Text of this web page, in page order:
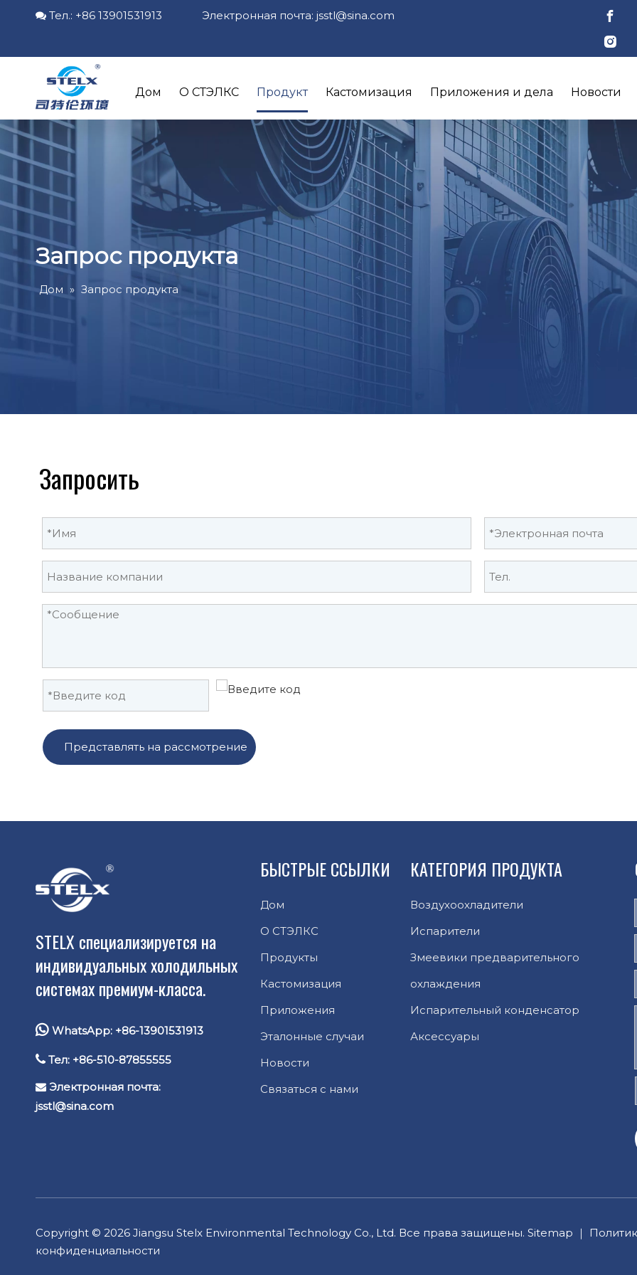
 Тел.: +86 13901531913 Электронная почта: jsstl@sina.com
Дом О СТЭЛКС Продукт Кастомизация Приложения и дела Новости
Запрос продукта
Дом » Запрос продукта
Запросить
Представлять на рассмотрение
STELX специализируется на
индивидуальных холодильных
системах премиум-класса.
 WhatsApp: +86-13901531913
 Тел: +86-510-87855555
 Электронная почта:
jsstl@sina.com
БЫСТРЫЕ ССЫЛКИ
Дом
О СТЭЛКС
Продукты
Кастомизация
Приложения
Эталонные случаи
Новости
Связаться с нами
КАТЕГОРИЯ ПРОДУКТА
Воздухоохладители
Испарители
Змеевики предварительного
охлаждения
Испарительный конденсатор
Аксессуары
Copyright © 2026 Jiangsu Stelx Environmental Technology Co., Ltd. Все права защищены. Sitemap ｜
конфиденциальности